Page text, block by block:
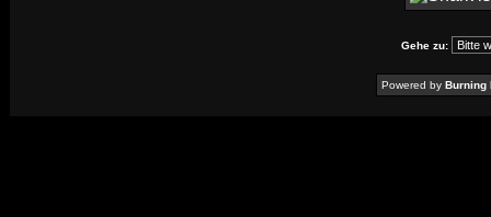
Gehe zu:
Powered by Burning